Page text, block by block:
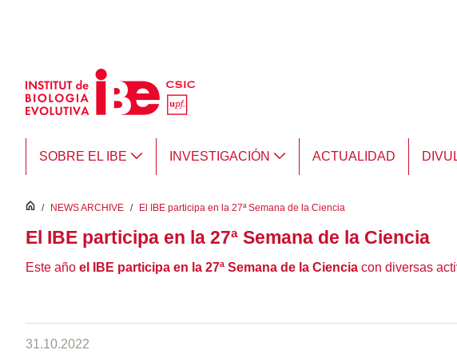
SOBRE EL IBE INVESTIGACIÓN ACTUALIDAD
inici
/ NEWS ARCHIVE / El IBE participa en la 27ª Semana de la Ciencia
El IBE participa en la 27ª Semana de la Ciencia
Este año el IBE participa en la 27ª Semana de la Ciencia con diversas
31.10.2022